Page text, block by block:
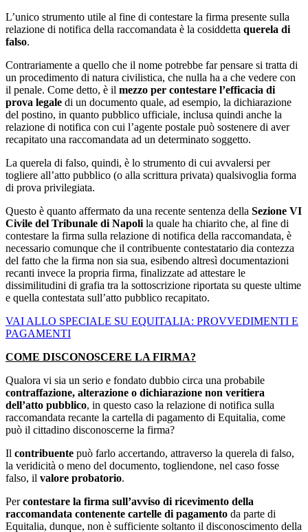
L’unico strumento utile al fine di contestare la firma presente sulla
relazione di notifica della raccomandata è la cosiddetta querela di
falso.
Contrariamente a quello che il nome potrebbe far pensare si tratta di
un procedimento di natura civilistica, che nulla ha a che vedere con
il penale. Come detto, è il mezzo per contestare l’efficacia di
prova legale di un documento quale, ad esempio, la dichiarazione
del postino, in quanto pubblico ufficiale, inclusa quindi anche la
relazione di notifica con cui l’agente postale può sostenere di aver
recapitato una raccomandata ad un determinato soggetto.
La querela di falso, quindi, è lo strumento di cui avvalersi per
togliere all’atto pubblico (o alla scrittura privata) qualsivoglia forma
di prova privilegiata.
Questo è quanto affermato da una recente sentenza della Sezione VI
Civile del Tribunale di Napoli la quale ha chiarito che, al fine di
contestare la firma sulla relazione di notifica della raccomandata, è
necessario comunque che il contribuente contestatario dia contezza
del fatto che la firma non sia sua, esibendo altresì documentazioni
recanti invece la propria firma, finalizzate ad attestare le
dissimilitudini di grafia tra la sottoscrizione riportata su queste ultime
e quella contestata sull’atto pubblico recapitato.
VAI ALLO SPECIALE SU EQUITALIA: PROVVEDIMENTI E
PAGAMENTI
COME DISCONOSCERE LA FIRMA?
Qualora vi sia un serio e fondato dubbio circa una probabile
contraffazione, alterazione o dichiarazione non veritiera
dell’atto pubblico, in questo caso la relazione di notifica sulla
raccomandata recante la cartella di pagamento di Equitalia, come
può il cittadino disconoscerne la firma?
Il contribuente può farlo accertando, attraverso la querela di falso,
la veridicità o meno del documento, togliendone, nel caso fosse
falso, il valore probatorio.
Percontestare la firma sull’avviso di ricevimento della
raccomandata contenente cartelle di pagamento da parte di
Equitalia, dunque, non è sufficiente soltanto il disconoscimento della